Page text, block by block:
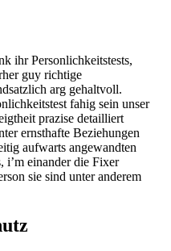
ihr Personlichkeitstests,
guy richtige
arg gehaltvoll.
fahig sein unser
prazise detailliert
ernsthafte Beziehungen
aufwarts angewandten
i’m einander die Fixer
sie sind unter anderem